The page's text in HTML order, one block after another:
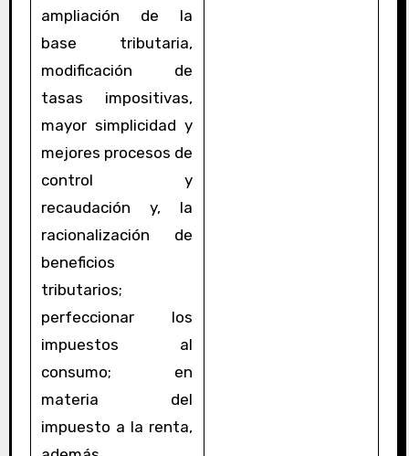
ampliación de la
base tributaria,
modificación de
tasas impositivas,
mayor simplicidad y
mejores procesos de
control y
recaudación y, la
racionalización de
beneficios
tributarios;
perfeccionar los
impuestos al
consumo; en
materia del
impuesto a la renta,